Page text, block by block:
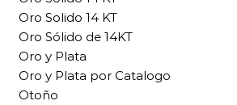
Oro Solido 14 KT
Oro Sólido de 14KT
Oro y Plata
Oro y Plata por Catalogo
Otoño